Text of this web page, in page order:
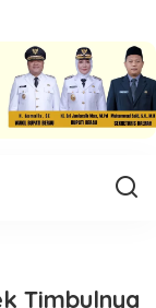
Timbulnya